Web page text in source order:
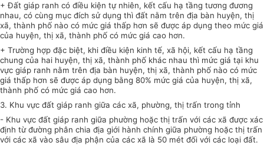
+ Đất giáp ranh có điều kiện tự nhiên, kết cấu hạ tầng tương đương
nhau, có cùng mục đích sử dụng thì đất nằm trên địa bàn huyện, thị
xã, thành phố nào có mức giá thấp hơn sẽ được áp dụng theo mức giá
của huyện, thị xã, thành phố có mức giá cao hơn.
+ Trường hợp đặc biệt, khi điều kiện kinh tế, xã hội, kết cấu hạ tầng
chung của hai huyện, thị xã, thành phố khác nhau thì mức giá tại khu
vực giáp ranh nằm trên địa bàn huyện, thị xã, thành phố nào có mức
giá thấp hơn sẽ được áp dụng bằng 80% mức giá của huyện, thị xã,
thành phố có mức giá cao hơn.
3. Khu vực đất giáp ranh giữa các xã, phường, thị trấn trong tỉnh
- Khu vực đất giáp ranh giữa phường hoặc thị trấn với các xã được xác
định từ đường phân chia địa giới hành chính giữa phường hoặc thị trấn
với các xã vào sâu địa phận của các xã là 50 mét đối với các loại đất.